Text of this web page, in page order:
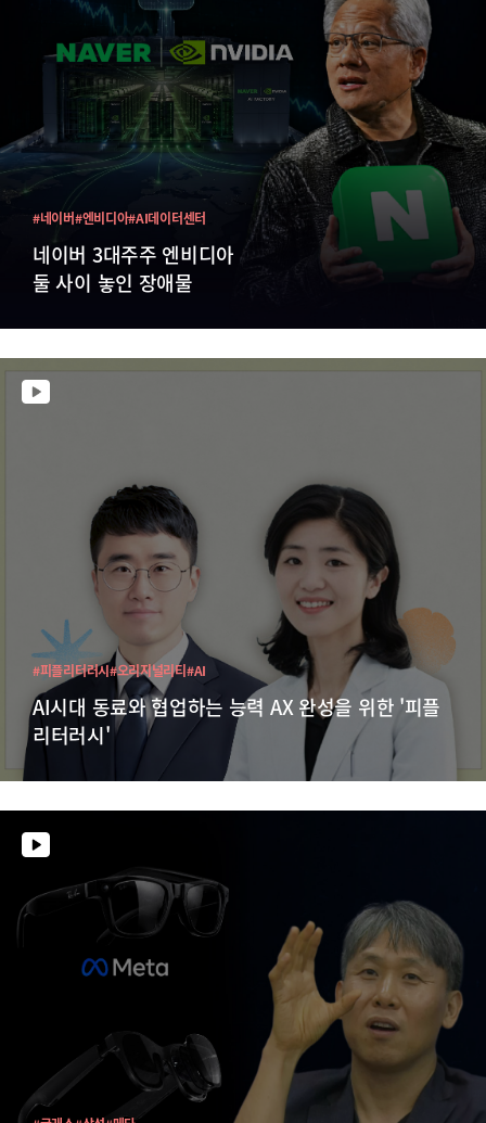
네이버 3대주주 엔비디아
둘 사이 놓인 장애물
#네이버#엔비디아#AI데이터센터
AI시대 동료와 협업하는 능력 AX 완성을 위한 '피플
리터러시'
#피플리터러시#오리지널리티#AI